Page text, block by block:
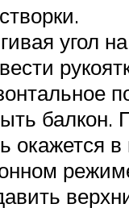
угол
балкон.
окажется в